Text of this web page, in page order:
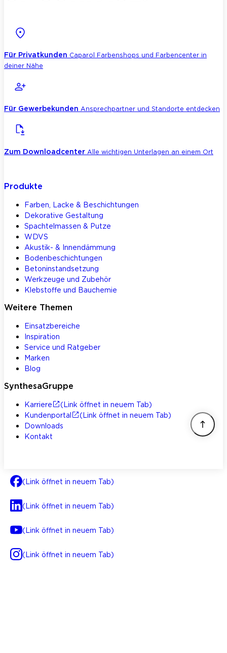
Für Privatkunden Caparol Farbenshops und Farbencenter in
deiner Nähe
Für Gewerbekunden Ansprechpartner und Standorte entdecken
Zum Downloadcenter Alle wichtigen Unterlagen an einem Ort
Produkte
Farben, Lacke & Beschichtungen
Dekorative Gestaltung
Spachtelmassen & Putze
WDVS
Akustik- & Innendämmung
Bodenbeschichtungen
Betoninstandsetzung
Werkzeuge und Zubehör
Klebstoffe und Bauchemie
Weitere Themen
Einsatzbereiche
Inspiration
Service und Ratgeber
Marken
Blog
SynthesaGruppe
Karriere
(Link öffnet in neuem Tab)
Kundenportal
(Link öffnet in neuem Tab)
Downloads
Kontakt
(Link öffnet in neuem Tab)
(Link öffnet in neuem Tab)
(Link öffnet in neuem Tab)
(Link öffnet in neuem Tab)